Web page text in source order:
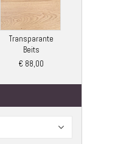
Transparante
Beits
€ 88,00